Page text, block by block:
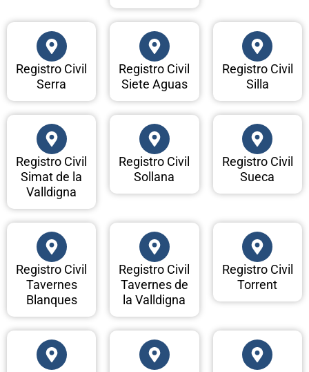
Registro Civil
Serra
Registro Civil
Siete Aguas
Registro Civil
Silla
Registro Civil
Simat de la
Valldigna
Registro Civil
Sollana
Registro Civil
Sueca
Registro Civil
Tavernes
Blanques
Registro Civil
Tavernes de
la Valldigna
Registro Civil
Torrent